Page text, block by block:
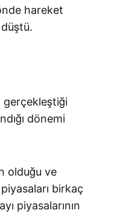
hareket
gerçekleştiği
dönemi
olduğu ve
birkaç
piyasalarının